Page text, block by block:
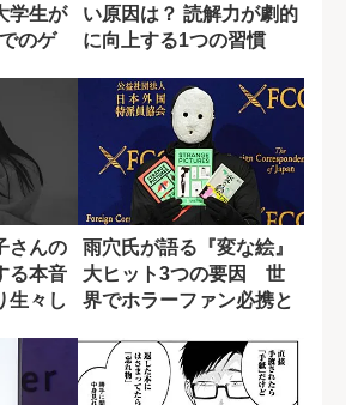
学生が
のゲ
い原因は？ 読解力が劇的
に向上する1つの習慣
さんの
る本音
生々し
雨穴氏が語る『変な絵』
大ヒット3つの要因 世
界でホラーファン必携と